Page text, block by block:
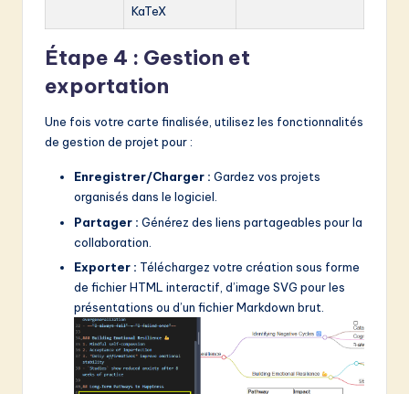
KaTeX
Étape 4 : Gestion et
exportation
Une fois votre carte finalisée, utilisez les fonctionnalités
de gestion de projet pour :
Enregistrer/Charger : Gardez vos projets
organisés dans le logiciel.
Partager : Générez des liens partageables pour la
collaboration.
Exporter : Téléchargez votre création sous forme
de fichier HTML interactif, d’image SVG pour les
présentations ou d’un fichier Markdown brut.